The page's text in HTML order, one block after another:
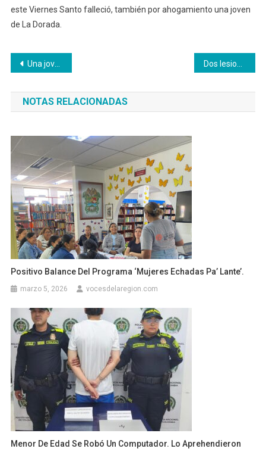
este Viernes Santo falleció, también por ahogamiento una joven
de La Dorada.
Navegación
de
entradas
Una joven se ahogó mientras disfrutaba de un paseo de río
NOTAS RELACIONADAS
Positivo Balance Del Programa ‘Mujeres Echadas Pa’ Lante’.
marzo 5, 2026 vocesdelaregion.com
Menor De Edad Se Robó Un Computador. Lo Aprehendieron